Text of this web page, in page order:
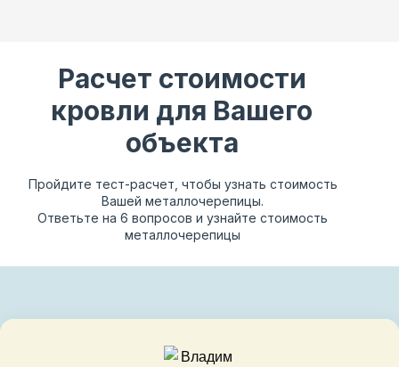
Расчет стоимости
кровли для Вашего
объекта
Пройдите тест-расчет, чтобы узнать стоимость
Вашей металлочерепицы.
Ответьте на 6 вопросов и узнайте стоимость
металлочерепицы